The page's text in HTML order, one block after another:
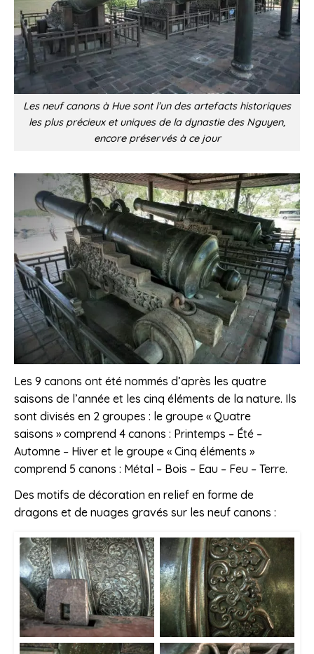
Les neuf canons à Hue sont l’un des artefacts historiques
les plus précieux et uniques de la dynastie des Nguyen,
encore préservés à ce jour
Les 9 canons ont été nommés d’après les quatre
saisons de l’année et les cinq éléments de la nature. Ils
sont divisés en 2 groupes : le groupe « Quatre
saisons » comprend 4 canons : Printemps – Été –
Automne – Hiver et le groupe « Cinq éléments »
comprend 5 canons : Métal – Bois – Eau – Feu – Terre.
Des motifs de décoration en relief en forme de
dragons et de nuages gravés sur les neuf canons :